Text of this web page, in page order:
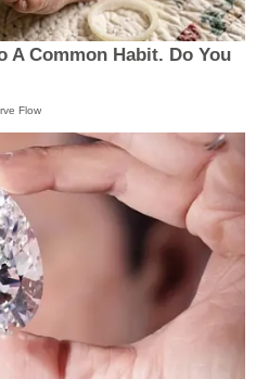
A Common Habit. Do You
Flow